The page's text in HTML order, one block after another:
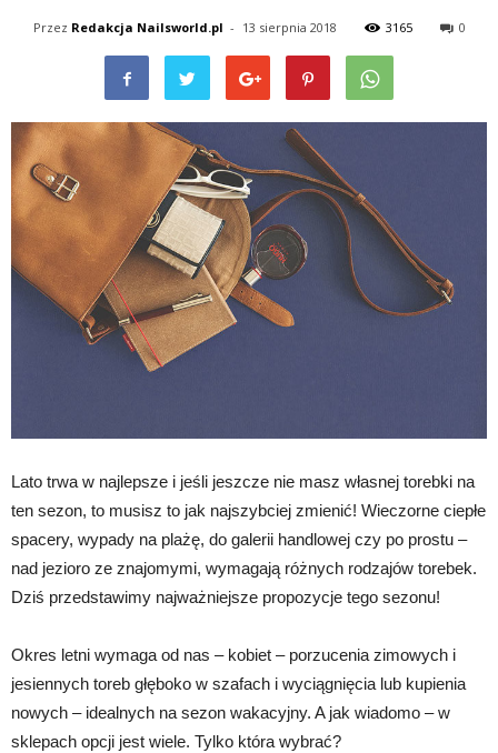
Przez Redakcja Nailsworld.pl - 13 sierpnia 2018 3165 0
Lato trwa w najlepsze i jeśli jeszcze nie masz własnej torebki na
ten sezon, to musisz to jak najszybciej zmienić! Wieczorne ciepłe
spacery, wypady na plażę, do galerii handlowej czy po prostu –
nad jezioro ze znajomymi, wymagają różnych rodzajów torebek.
Dziś przedstawimy najważniejsze propozycje tego sezonu!
Okres letni wymaga od nas – kobiet – porzucenia zimowych i
jesiennych toreb głęboko w szafach i wyciągnięcia lub kupienia
nowych – idealnych na sezon wakacyjny. A jak wiadomo – w
sklepach opcji jest wiele. Tylko która wybrać?